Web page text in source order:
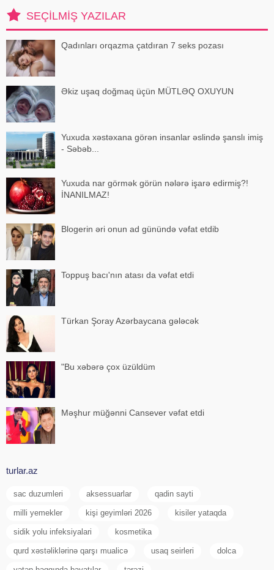
Ədəbiyyat İnstitutund
SEÇILMIŞ YAZILAR
Qadınları orqazma çatdıran 7 seks pozası
Əkiz uşaq doğmaq üçün MÜTLƏQ OXUYUN
Yuxuda xəstəxana görən insanlar əslində şanslı imiş
- Səbəb...
Yuxuda nar görmək görün nələrə işarə edirmiş?!
İNANILMAZ!
Blogerin əri onun ad günündə vəfat etdib
Toppuş bacı'nın atası da vəfat etdi
Türkan Şoray Azərbaycana gələcək
"Bu xəbərə çox üzüldüm
Məşhur müğənni Cansever vəfat etdi
turlar.az
sac duzumleri aksessuarlar qadin sayti
milli yemekler kişi geyimləri 2026 kisiler yataqda
sidik yolu infeksiyalari kosmetika
qurd xəstəliklərinə qarşı mualicə usaq seirleri dolca